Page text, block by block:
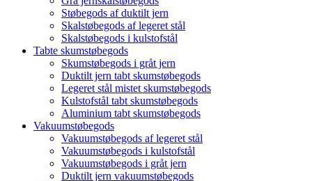
Støbegods af duktilt jern
Skalstøbegods af legeret stål
Skalstøbegods i kulstofstål
Tabte skumstøbegods
Skumstøbegods i gråt jern
Duktilt jern tabt skumstøbegods
Legeret stål mistet skumstøbegods
Kulstofstål tabt skumstøbegods
Aluminium tabt skumstøbegods
Vakuumstøbegods
Vakuumstøbegods af legeret stål
Vakuumstøbegods i kulstofstål
Vakuumstøbegods i gråt jern
Duktilt jern vakuumstøbegods